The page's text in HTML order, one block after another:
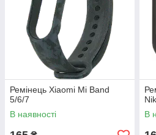
Ремінець Xiaomi Mi Band
5/6/7
В наявності
В